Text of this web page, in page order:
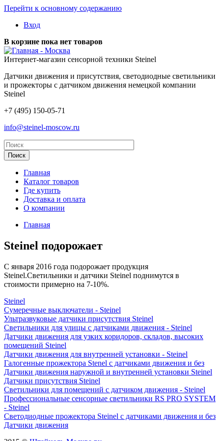
Перейти к основному содержанию
Вход
В корзине пока нет товаров
- Москва
Интернет-магазин сенсорной техники Steinel
Датчики движения и присутствия, светодиодные светильники
и прожекторы с датчиком движения немецкой компании
Steinel
+7 (495) 150-05-71
info@steinel-moscow.ru
Главная
Каталог товаров
Где купить
Доставка и оплата
О компании
Главная
Steinel подорожает
С января 2016 года подорожает продукция
Steinel.Светильники и датчики Steinel поднимутся в
стоимости примерно на 7-10%.
Steinel
Сумеречные выключатели - Steinel
Ультразвуковые датчики присутствия Steinel
Светильники для улицы с датчиками движения - Steinel
Датчики движения для узких коридоров, складов, высоких
помещений Steinel
Датчики движения для внутренней установки - Steinel
Галогенные прожектора Stenel с датчиками движения и без
Датчики движения наружной и внутренней установки Steinel
Датчики присутствия Steinel
Светильники для помещений с датчиком движения - Steinel
Профессиональные сенсорные светильники RS PRO SYSTEM
- Steinel
Светодиодные прожектора Steinel с датчиками движения и без
Датчики движения